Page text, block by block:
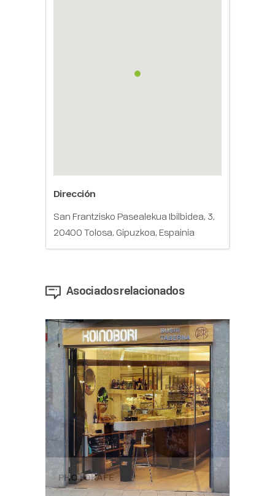
Dirección
San Frantzisko Pasealekua Ibilbidea, 3,
20400 Tolosa, Gipuzkoa, Espainia
Asociados relacionados
PHOTOKAFE